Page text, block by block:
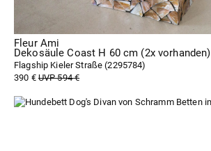
Fleur Ami
Dekosäule Coast H 60 cm (2x vorhanden)
Flagship Kieler Straße (2295784)
390 €UVP 594 €